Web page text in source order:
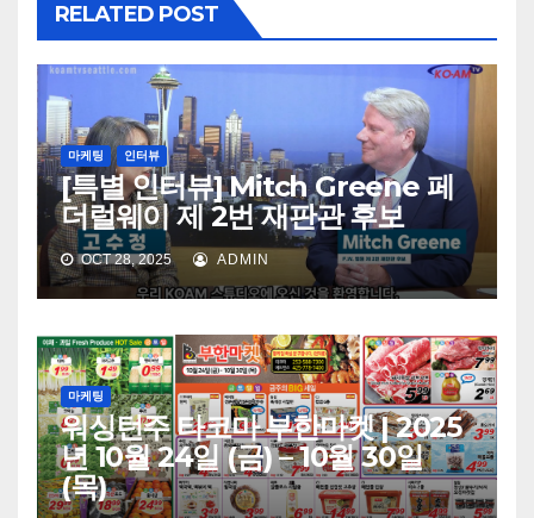
RELATED POST
마케팅 인터뷰
[특별 인터뷰] Mitch Greene 페
더럴웨이 제 2번 재판관 후보
OCT 28, 2025 ADMIN
마케팅
워싱턴주 타코마 부한마켓 | 2025
년 10월 24일 (금) – 10월 30일
(목)